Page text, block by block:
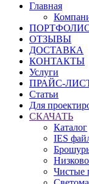
Главная
ОТЗЫВЫ
ДОСТАВКА
КОНТАКТЫ
Услуги
ПРАЙС-
Статьи
Для
СКАЧАТЬ
Каталог
IES
Чистые